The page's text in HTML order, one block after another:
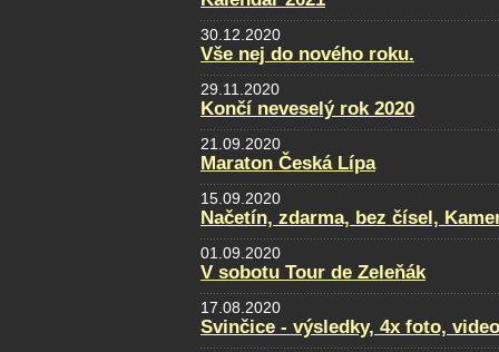
30.12.2020
Vše nej do nového roku.
29.11.2020
Končí neveselý rok 2020
21.09.2020
Maraton Česká Lípa
15.09.2020
Načetín, zdarma, bez čísel,
01.09.2020
V sobotu Tour de Zeleňák
17.08.2020
Svinčice - výsledky, 4x foto,